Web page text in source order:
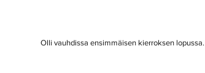
         Olli vauhdissa ensimmäisen kierroksen lopussa.